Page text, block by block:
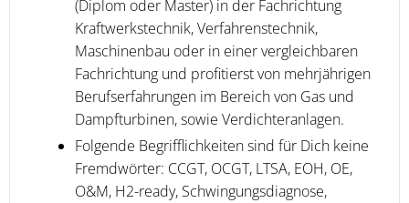
(Diplom oder Master) in der Fachrichtung
Kraftwerkstechnik, Verfahrenstechnik,
Maschinenbau oder in einer vergleichbaren
Fachrichtung und profitierst von mehrjährigen
Berufserfahrungen im Bereich von Gas und
Dampfturbinen, sowie Verdichteranlagen.
Folgende Begrifflichkeiten sind für Dich keine
Fremdwörter: CCGT, OCGT, LTSA, EOH, OE,
O&M, H2-ready, Schwingungsdiagnose,